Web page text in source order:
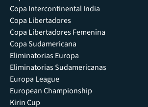
Copa Intercontinental India
Copa Libertadores
Copa Libertadores Femenina
Copa Sudamericana
Eliminatorias Europa
Eliminatorias Sudamericanas
Europa League
European Championship
Kirin Cup